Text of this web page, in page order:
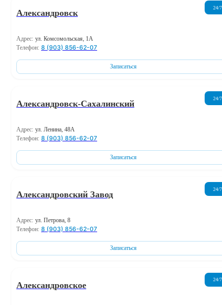
Александровск
24/7
Адрес: ул. Комсомольская, 1А
Телефон: 8 (903) 856-62-07
Записаться
Александровск-Сахалинский
24/7
Адрес: ул. Ленина, 48А
Телефон: 8 (903) 856-62-07
Записаться
Александровский Завод
24/7
Адрес: ул. Петрова, 8
Телефон: 8 (903) 856-62-07
Записаться
Александровское
24/7